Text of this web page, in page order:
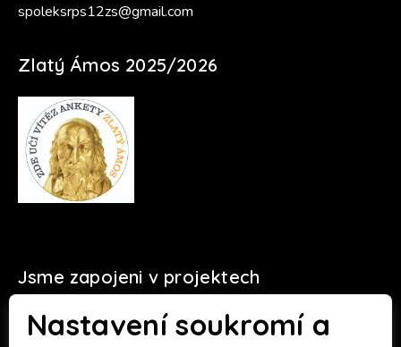
Nastavení soukromí a
spoleksrps12zs@gmail.com
Zlatý Ámos 2025/2026
Jsme zapojeni v projektech